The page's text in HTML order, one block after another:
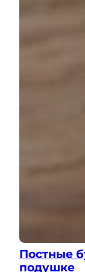
Постные
подушке